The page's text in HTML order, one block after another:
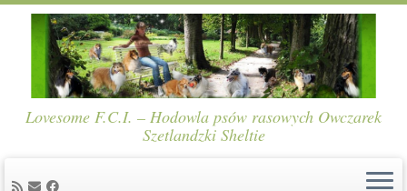
Lovesome F.C.I. – Hodowla psów rasowych Owczarek
Szetlandzki Sheltie